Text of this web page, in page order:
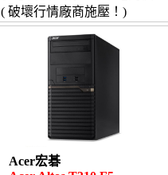
( 破壞行情廠商施壓！)
Acer宏碁